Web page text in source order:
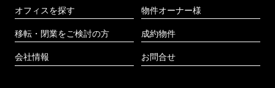
オフィスを探す
移転・閉業をご検討の方
会社情報
物件オーナー様
成約物件
お問合せ